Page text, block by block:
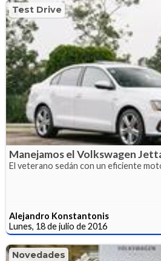
Test Drive
Manejamos el Volkswagen
El veterano sedán con un eficiente
Alejandro Konstantonis
Lunes, 18 de julio de 2016
Novedades